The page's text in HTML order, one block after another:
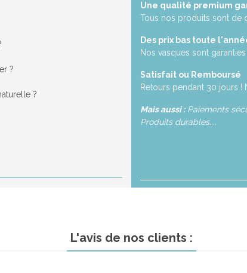
?
?
Une qualité premium
Tous nos produits sont de
Des prix bas toute
Nos vasques sont
Satisfait ou Remboursé
Retours pendant 30 jours !
Mais aussi :Paiements
Produits durables....
L'avis de nos clients :